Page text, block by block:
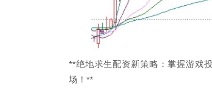
**绝地求生配资新策略：掌握游戏
场！**